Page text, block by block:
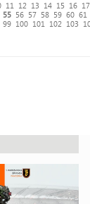
11 12 13 14 15 16 17
55 56 57 58 59 60 61
99 100 101 102 103